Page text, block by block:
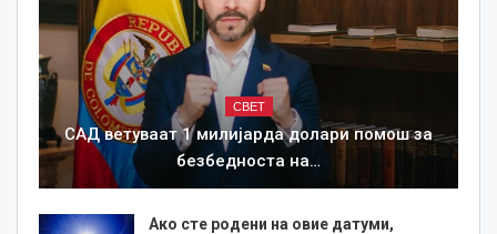
СВЕТ
САД ветуваат 1 милијарда долари помош за
безбедноста на…
Ако сте родени на овие датуми,